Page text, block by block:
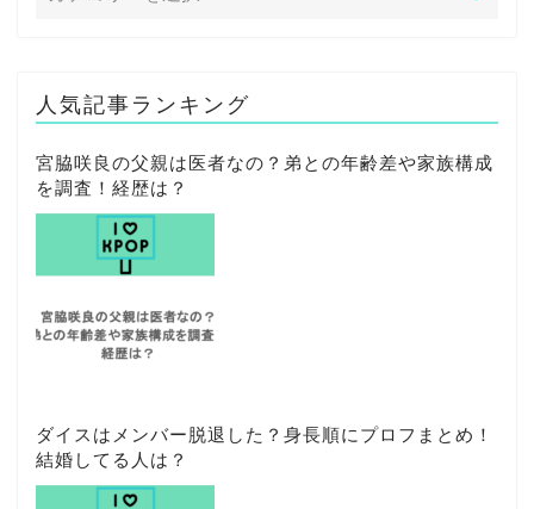
人気記事ランキング
宮脇咲良の父親は医者なの？弟との年齢差や家族構成
を調査！経歴は？
ダイスはメンバー脱退した？身長順にプロフまとめ！
結婚してる人は？